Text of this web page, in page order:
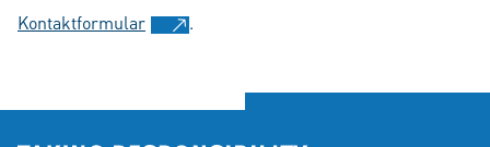
Kontaktformular
.